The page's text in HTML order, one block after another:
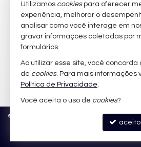
VEJA MAIS
receba nosso newsletter
imóveis favoritos
mapa de imóveis
© CRECI/SC 41.046-F - CNAI: 033587
Utilizamos cookiespara oferecer
experiência, melhorar o
analisar como você interage em
gravar informações coletadas por
formulários.
Ao utilizar esse site, você concorda
de cookies. Para mais informações
Política de Privacidade.
Você aceita o uso de cookies?